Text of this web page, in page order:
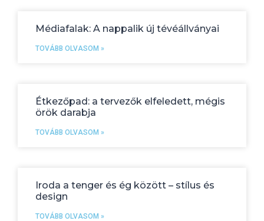
Médiafalak: A nappalik új tévéállványai
TOVÁBB OLVASOM »
Étkezőpad: a tervezők elfeledett, mégis
örök darabja
TOVÁBB OLVASOM »
Iroda a tenger és ég között – stílus és
design
TOVÁBB OLVASOM »